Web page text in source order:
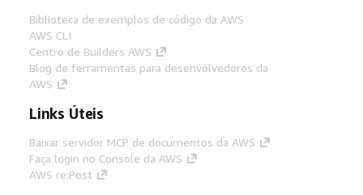
Biblioteca de exemplos de código da AWS
AWS CLI
Centro de Builders AWS
Blog de ferramentas para desenvolvedores da
AWS
Links Úteis
Baixar servidor MCP de documentos da AWS
Faça login no Console da AWS
AWS re:Post